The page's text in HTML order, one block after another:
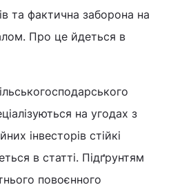
та фактична заборона на
Про це йдеться в
на угодах з
інвесторів стійкі
в статті. Підґрунтям
повоєнного